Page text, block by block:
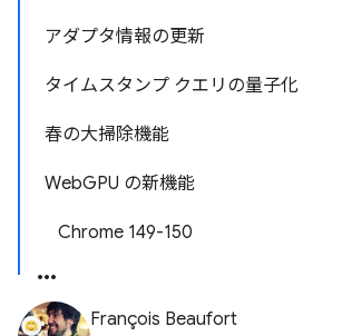
アダプタ情報の更新
タイムスタンプ クエリの量子化
春の大掃除機能
WebGPU の新機能
Chrome 149-150
François Beaufort